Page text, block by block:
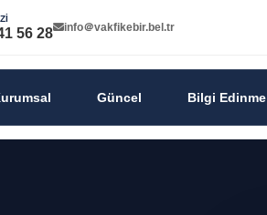
56 28 info＠vakfikebir.bel.tr
Güncel Bilgi Edinme